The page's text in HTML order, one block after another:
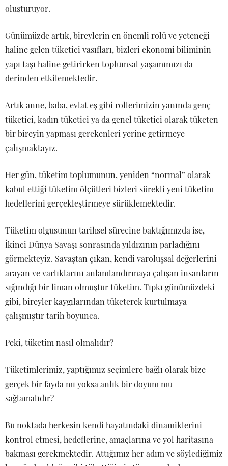
oluşturuyor.
Günümüzde artık, bireylerin en önemli rolü ve yeteneği
haline gelen tüketici vasıfları, bizleri ekonomi biliminin
yapı taşı haline getirirken toplumsal yaşamımızı da
derinden etkilemektedir.
Artık anne, baba, evlat eş gibi rollerimizin yanında genç
tüketici, kadın tüketici ya da genel tüketici olarak tüketen
bir bireyin yapması gerekenleri yerine getirmeye
çalışmaktayız.
Her gün, tüketim toplumunun, yeniden “normal” olarak
kabul ettiği tüketim ölçütleri bizleri sürekli yeni tüketim
hedeflerini gerçekleştirmeye sürüklemektedir.
Tüketim olgusunun tarihsel sürecine baktığımızda ise,
İkinci Dünya Savaşı sonrasında yıldızının parladığını
görmekteyiz. Savaştan çıkan, kendi varoluşsal değerlerini
arayan ve varlıklarını anlamlandırmaya çalışan insanların
sığındığı bir liman olmuştur tüketim. Tıpkı günümüzdeki
gibi, bireyler kaygılarından tüketerek kurtulmaya
çalışmıştır tarih boyunca.
Peki, tüketim nasıl olmalıdır?
Tüketimlerimiz, yaptığımız seçimlere bağlı olarak bize
gerçek bir fayda mı yoksa anlık bir doyum mu
sağlamalıdır?
Bu noktada herkesin kendi hayatındaki dinamiklerini
kontrol etmesi, hedeflerine, amaçlarına ve yol haritasına
bakması gerekmektedir. Attığımız her adım ve söylediğimiz